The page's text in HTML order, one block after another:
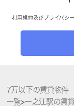
利用規約 及び プライバシ
7万以下の賃貸物件
一覧>一之江駅の賃